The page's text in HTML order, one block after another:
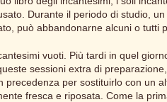
Durante il periodo di studio,
può abbandonarne alcuni o tutti
vuoti. Più tardi in quel
sessioni extra di
per sostituirlo con un
fresca e riposata. Come la